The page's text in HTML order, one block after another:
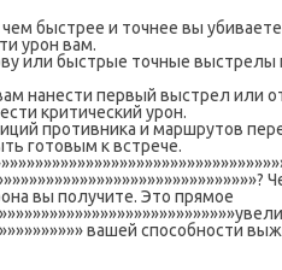
быстрее и точнее вы
урон вам.
или быстрые точные
нанести первый выстрел или
критический урон.
противника и маршрутов
готовым к встрече.
вы получите. Это прямое
вашей способности